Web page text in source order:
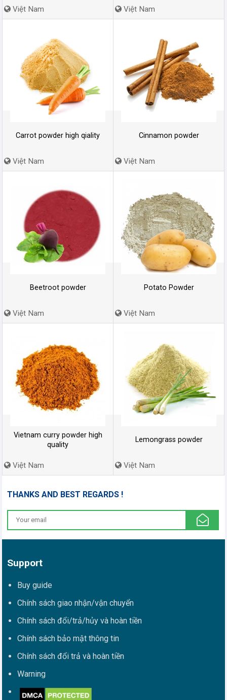
Việt Nam Việt Nam
Carrot powder high qiality
Việt Nam
Cinnamon powder
Việt Nam
Beetroot powder
Việt Nam
Potato Powder
Việt Nam
Vietnam curry powder high
quality
Việt Nam
Lemongrass powder
Việt Nam
THANKS AND BEST REGARDS !
Support
Buy guide
Chính sách giao nhận/vận chuyển
Chính sách đổi/trả/hủy và hoàn tiền
Chính sách bảo mật thông tin
Chính sách đổi trả và hoàn tiền
Warning